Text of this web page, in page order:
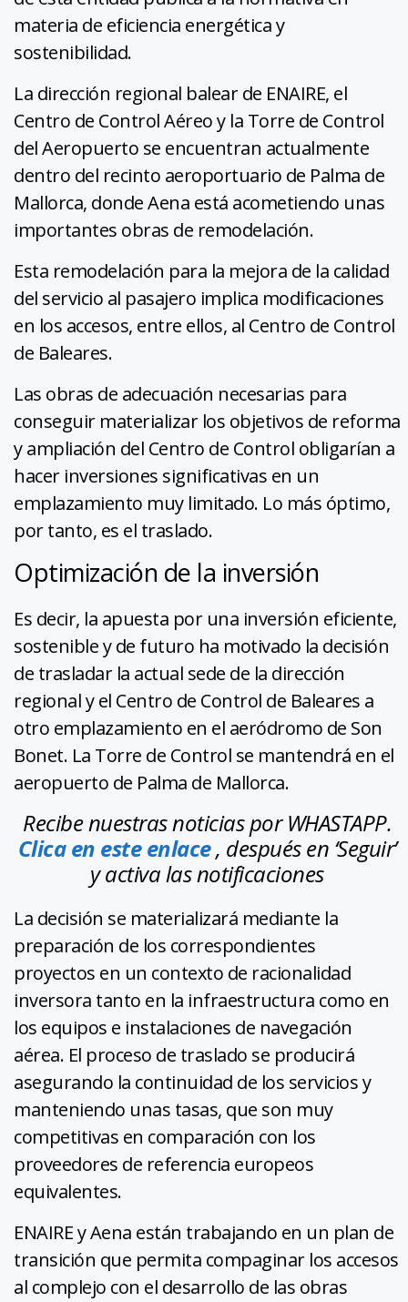
materia de eficiencia energética y
sostenibilidad.
La dirección regional balear de ENAIRE, el
Centro de Control Aéreo y la Torre de Control
del Aeropuerto se encuentran actualmente
dentro del recinto aeroportuario de Palma de
Mallorca, donde Aena está acometiendo unas
importantes obras de remodelación.
Esta remodelación para la mejora de la calidad
del servicio al pasajero implica modificaciones
en los accesos, entre ellos, al Centro de Control
de Baleares.
Las obras de adecuación necesarias para
conseguir materializar los objetivos de reforma
y ampliación del Centro de Control obligarían a
hacer inversiones significativas en un
emplazamiento muy limitado. Lo más óptimo,
por tanto, es el traslado.
Optimización de la inversión
Es decir, la apuesta por una inversión eficiente,
sostenible y de futuro ha motivado la decisión
de trasladar la actual sede de la dirección
regional y el Centro de Control de Baleares a
otro emplazamiento en el aeródromo de Son
Bonet. La Torre de Control se mantendrá en el
aeropuerto de Palma de Mallorca.
Recibe nuestras noticias por WHASTAPP.
Clica en este enlace, después en ‘Seguir’
y activa las notificaciones
La decisión se materializará mediante la
preparación de los correspondientes
proyectos en un contexto de racionalidad
inversora tanto en la infraestructura como en
los equipos e instalaciones de navegación
aérea. El proceso de traslado se producirá
asegurando la continuidad de los servicios y
manteniendo unas tasas, que son muy
competitivas en comparación con los
proveedores de referencia europeos
equivalentes.
ENAIRE y Aena están trabajando en un plan de
transición que permita compaginar los accesos
al complejo con el desarrollo de las obras